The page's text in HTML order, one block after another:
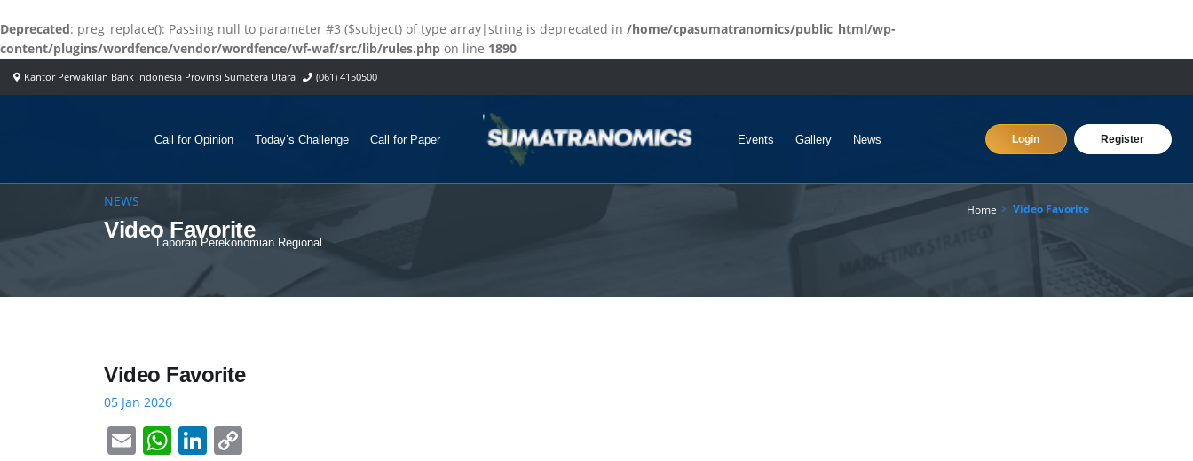
Deprecated: preg_replace(): Passing null to parameter #3 ($subject) of type array|string is deprecated in /home/cpasumatranomics/public_html/wp-
content/plugins/wordfence/vendor/wordfence/wf-waf/src/lib/rules.php on line 1890
Kantor Perwakilan Bank Indonesia Provinsi Sumatera Utara (061) 4150500
Call for Opinion Today’s Challenge Call for Paper Events Gallery News
Laporan Perekonomian Regional
Login Register
NEWS
Video Favorite
Home Video Favorite
Video Favorite
05 Jan 2026
EmailWhatsApp
LinkedIn